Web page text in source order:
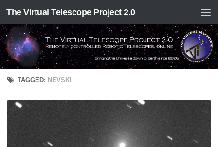
The Virtual Telescope Project 2.0
TAGGED: NEVSKI